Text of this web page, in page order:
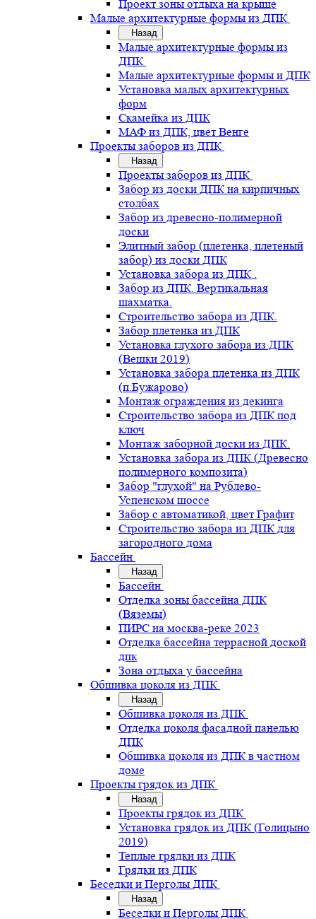
Проект зоны отдыха на крыше
Малые архитектурные формы из ДПК
Назад
Малые архитектурные формы из
ДПК
Малые архитектурные формы и ДПК
Установка малых архитектурных
форм
Скамейка из ДПК
МАФ из ДПК, цвет Венге
Проекты заборов из ДПК
Назад
Проекты заборов из ДПК
Забор из доски ДПК на кирпичных
столбах
Забор из древесно-полимерной
доски
Элитный забор (плетенка, плетеный
забор) из доски ДПК
Установка забора из ДПК .
Забор из ДПК. Вертикальная
шахматка.
Строительство забора из ДПК.
Забор плетенка из ДПК
Установка глухого забора из ДПК
(Вешки 2019)
Установка забора плетенка из ДПК
(п.Бужарово)
Монтаж ограждения из декинга
Строительство забора из ДПК под
ключ
Монтаж заборной доски из ДПК.
Установка забора из ДПК (Древесно
полимерного композита)
Забор "глухой" на Рублево-
Успенском шоссе
Забор с автоматикой, цвет Графит
Строительство забора из ДПК для
загородного дома
Бассейн
Назад
Бассейн
Отделка зоны бассейна ДПК
(Вяземы)
ПИРС на москва-реке 2023
Отделка бассейна террасной доской
дпк
Зона отдыха у бассейна
Обшивка цоколя из ДПК
Назад
Обшивка цоколя из ДПК
Отделка цоколя фасадной панелью
ДПК
Обшивка цоколя из ДПК в частном
доме
Проекты грядок из ДПК
Назад
Проекты грядок из ДПК
Установка грядок из ДПК (Голицыно
2019)
Теплые грядки из ДПК
Грядки из ДПК
Беседки и Перголы ДПК
Назад
Беседки и Перголы ДПК